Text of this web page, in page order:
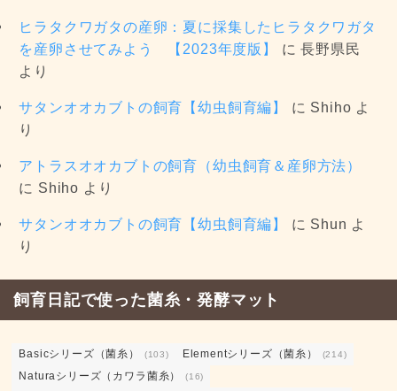
ヒラタクワガタの産卵：夏に採集したヒラタクワガタ
を産卵させてみよう 【2023年度版】
に長野県民
より
サタンオオカブトの飼育【幼虫飼育編】 に Shiho よ
り
アトラスオオカブトの飼育（幼虫飼育＆産卵方法）
に Shiho より
サタンオオカブトの飼育【幼虫飼育編】 に Shun よ
り
飼育日記で使った菌糸・発酵マット
Basicシリーズ（菌糸） (103) Elementシリーズ（菌糸） (214)
Naturaシリーズ（カワラ菌糸） (16)